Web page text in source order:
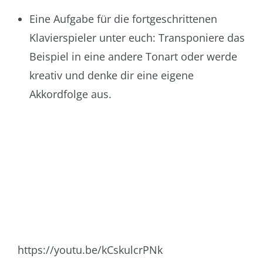
Eine Aufgabe für die fortgeschrittenen
Klavierspieler unter euch: Transponiere das
Beispiel in eine andere Tonart oder werde
kreativ und denke dir eine eigene
Akkordfolge aus.
https://youtu.be/kCskulcrPNk